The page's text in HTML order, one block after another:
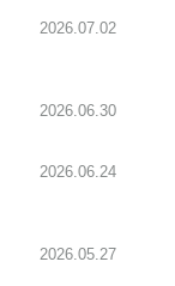
2026.07.02
2026.06.30
2026.06.24
2026.05.27